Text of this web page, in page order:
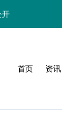
开
定！
随心！
流玩出圈
杆！
首页 资讯